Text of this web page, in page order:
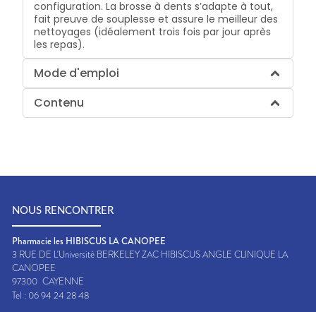
configuration. La brosse à dents s’adapte à tout,
fait preuve de souplesse et assure le meilleur des
nettoyages (idéalement trois fois par jour après
les repas).
Mode d'emploi
Contenu
NOUS RENCONTRER
Pharmacie les HIBISCUS LA CANOPEE
3 RUE DE L'Université BERKELEY ZAC HIBISCUS ANGLE CLINIQUE LA
CANOPEE
97300 CAYENNE
Tel : 06 94 24 28 48